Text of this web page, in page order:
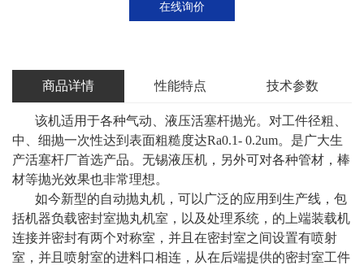
在线询价
商品详情 性能特点 技术参数
该机适用于各种气动、液压活塞杆抛光。对工件径粗、
中、细抛一次性达到表面粗糙度达Ra0.1- 0.2um。是广大生
产活塞杆厂首选产品。无锡液压机，另外可对各种管材，棒
材等抛光效果也非常理想。
如今新型的自动抛丸机，可以广泛的应用到生产线，包
括机器负载密封室抛丸机室，以及处理系统，的上端装载机
连接并密封有两个对称室，并且在密封室之间设置有喷射
室，并且喷射室的进料口相连，从在后端提供的密封室工件